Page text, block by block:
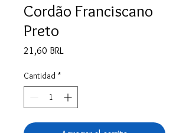
Cordão Franciscano
Preto
21,60 BRL
Cantidad *